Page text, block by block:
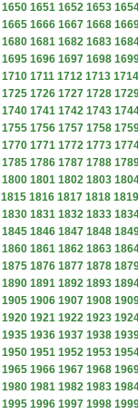
1650 1651 1652 1653
1665 1666 1667 1668
1680 1681 1682 1683
1695 1696 1697 1698
1710 1711 1712 1713 1714
1725 1726 1727 1728
1740 1741 1742 1743
1755 1756 1757 1758
1770 1771 1772 1773
1785 1786 1787 1788
1800 1801 1802 1803
1815 1816 1817 1818 1819
1830 1831 1832 1833
1845 1846 1847 1848
1860 1861 1862 1863
1875 1876 1877 1878
1890 1891 1892 1893
1905 1906 1907 1908
1920 1921 1922 1923
1935 1936 1937 1938
1950 1951 1952 1953
1965 1966 1967 1968
1980 1981 1982 1983
1995 1996 1997 1998